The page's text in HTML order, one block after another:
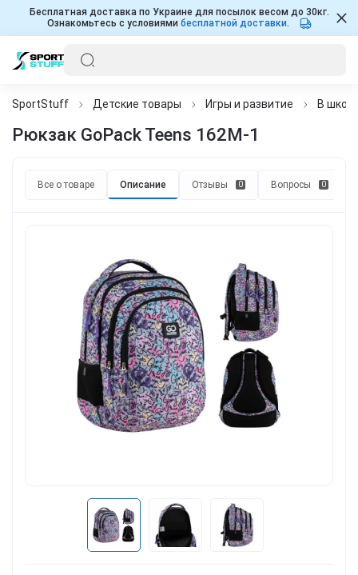
Бесплатная доставка по Украине для посылок весом до 30кг.
Ознакомьтесь с условиями бесплатной доставки.
SportStuff Детские товары Игры и развитие В
Рюкзак GoPack Teens 162M-1
Все о товаре Описание Отзывы 0 Вопросы 0